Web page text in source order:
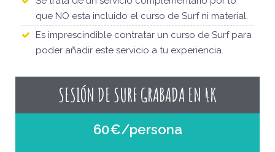
que NO esta incluido el curso de Surf ni material.
Es imprescindible contratar un curso de Surf para
poder añadir este servicio a tu experiencia.
SESIÓN DE SURF GRABADA EN 4K
60€/persona